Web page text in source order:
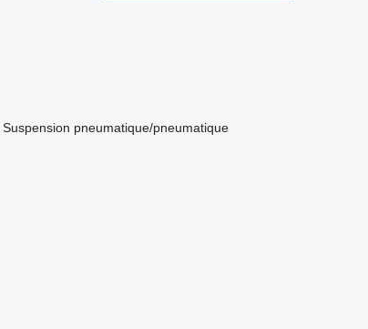
Suspension pneumatique/pneumatique